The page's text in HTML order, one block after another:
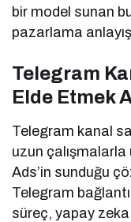
bir model sunan
pazarlama
Telegram
Elde Etmek
Telegram kanal
uzun
Ads’in sunduğu
Telegram
süreç, yapay